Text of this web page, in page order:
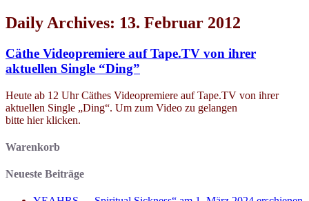
Daily Archives: 13. Februar 2012
Cäthe Videopremiere auf Tape.TV von ihrer
aktuellen Single “Ding”
Heute ab 12 Uhr Cäthes Videopremiere auf Tape.TV von ihrer
aktuellen Single „Ding“. Um zum Video zu gelangen
bitte hier klicken.
Warenkorb
Neueste Beiträge